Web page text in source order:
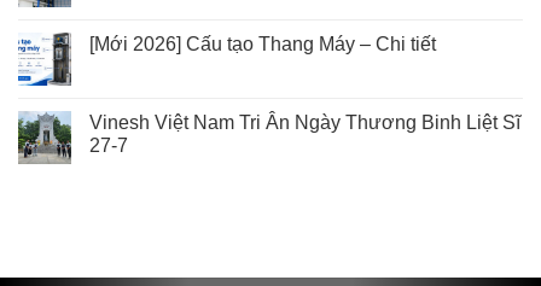
[Mới 2026] Cấu tạo Thang Máy – Chi tiết
Vinesh Việt Nam Tri Ân Ngày Thương Binh Liệt Sĩ
27-7